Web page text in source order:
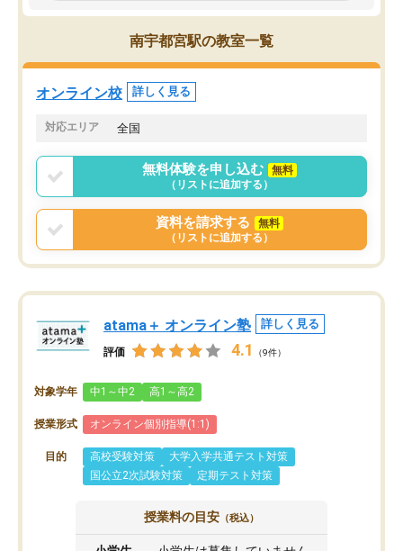
のも重宝しています。
南宇都宮駅の教室一覧
オンライン校 詳しく見る
対応エリア 全国
無料体験を申し込む
無料
（リストに追加する）
資料を請求する
無料
（リストに追加する）
atama＋ オンライン塾 詳しく見る
評価 4.1 （9件）
対象学年 中1～中2 高1～高2
授業形式 オンライン個別指導(1:1)
目的 高校受験対策
大学入学共通テスト対策
国公立2次試験対策
定期テスト対策
授業料の目安 （税込）